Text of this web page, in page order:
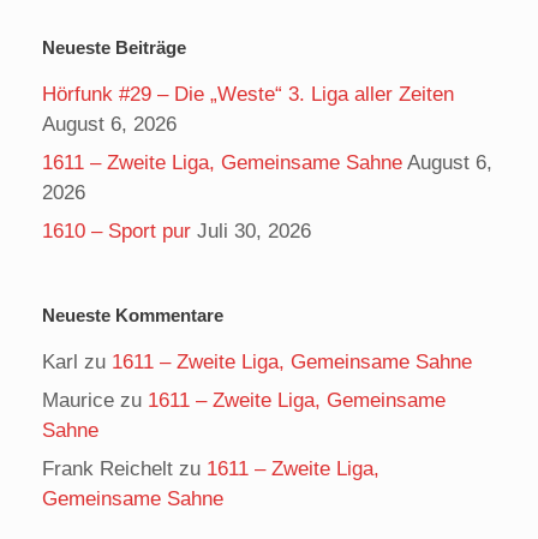
Neueste Beiträge
Hörfunk #29 – Die „Weste“ 3. Liga aller Zeiten
August 6, 2026
1611 – Zweite Liga, Gemeinsame Sahne August 6,
2026
1610 – Sport pur Juli 30, 2026
Neueste Kommentare
Karl zu 1611 – Zweite Liga, Gemeinsame Sahne
Maurice zu 1611 – Zweite Liga, Gemeinsame
Sahne
Frank Reichelt zu 1611 – Zweite Liga,
Gemeinsame Sahne